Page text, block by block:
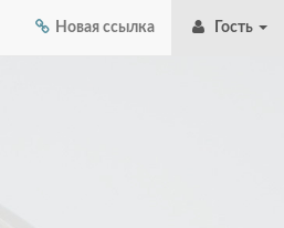
Новая ссылка Гость